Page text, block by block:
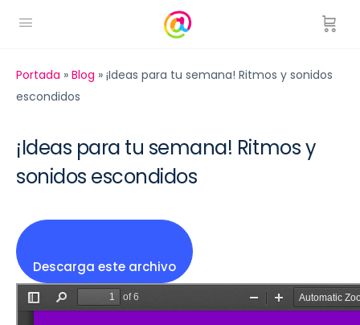
Portada » Blog » ¡Ideas para tu semana! Ritmos y sonidos
escondidos
¡Ideas para tu semana! Ritmos y
sonidos escondidos
Descarga este archivo